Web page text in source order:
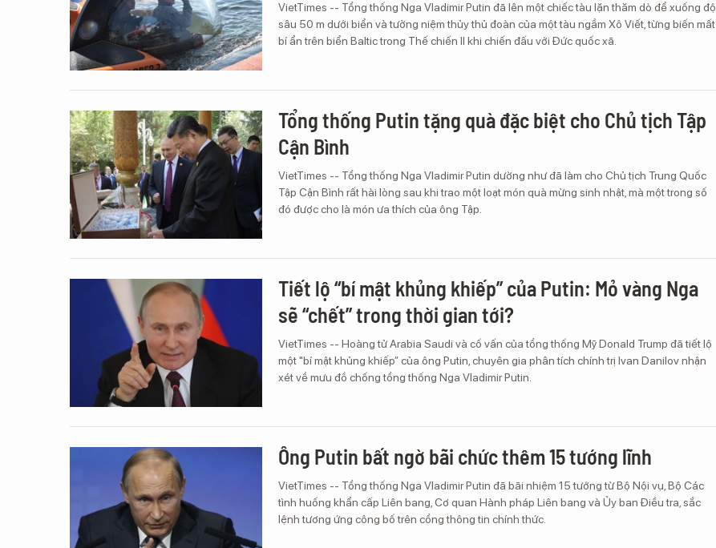
VietTimes -- Tổng thống Nga Vladimir Putin đã lên một chiếc tàu lặn thăm dò để xuống độ
sâu 50 m dưới biển và tưởng niệm thủy thủ đoàn của một tàu ngầm Xô Viết, từng biến mất
bí ẩn trên biển Baltic trong Thế chiến II khi chiến đấu với Đức quốc xã.
Tổng thống Putin tặng quà đặc biệt cho Chủ tịch Tập
Cận Bình
VietTimes -- Tổng thống Nga Vladimir Putin dường như đã làm cho Chủ tịch Trung Quốc
Tập Cận Bình rất hài lòng sau khi trao một loạt món quà mừng sinh nhật, mà một trong số
đó được cho là món ưa thích của ông Tập.
Tiết lộ “bí mật khủng khiếp” của Putin: Mỏ vàng Nga
sẽ “chết” trong thời gian tới?
VietTimes -- Hoàng tử Arabia Saudi và cố vấn của tổng thống Mỹ Donald Trump đã tiết lộ
một "bí mật khủng khiếp” của ông Putin, chuyên gia phân tích chính trị Ivan Danilov nhận
xét về mưu đồ chống tổng thống Nga Vladimir Putin.
Ông Putin bất ngờ bãi chức thêm 15 tướng lĩnh
VietTimes -- Tổng thống Nga Vladimir Putin đã bãi nhiệm 15 tướng từ Bộ Nội vụ, Bộ Các
tình huống khẩn cấp Liên bang, Cơ quan Hành pháp Liên bang và Ủy ban Điều tra, sắc
lệnh tương ứng công bố trên cổng thông tin chính thức.